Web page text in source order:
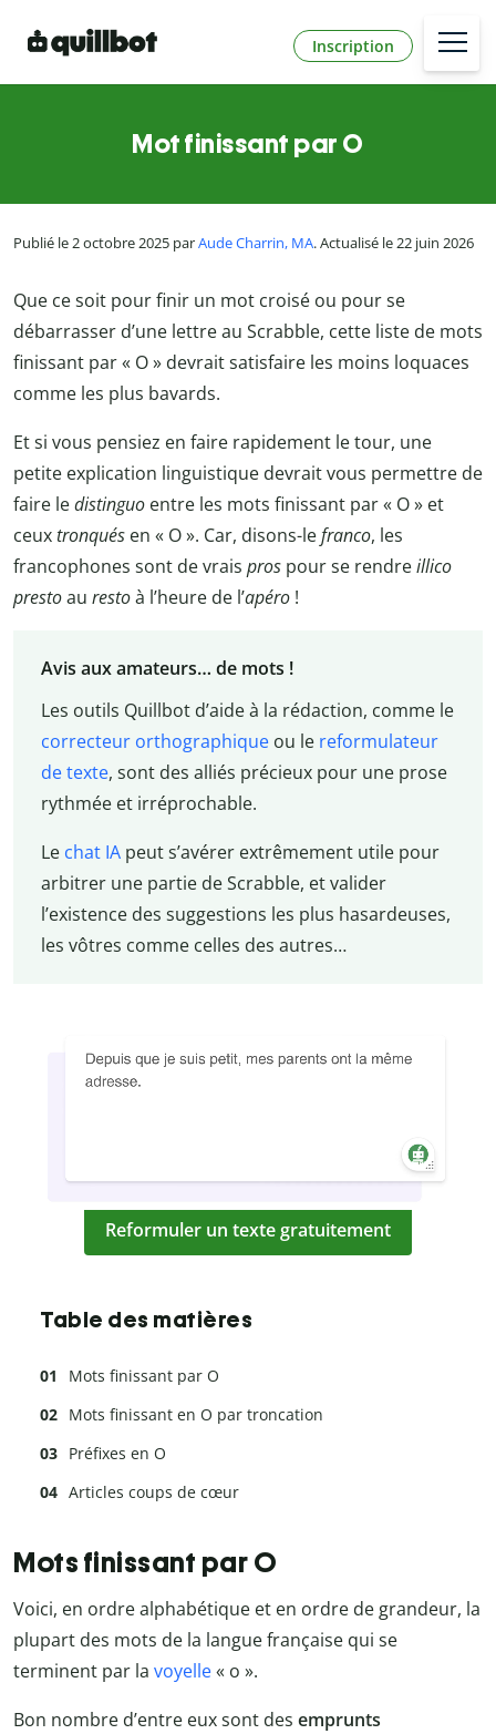
Inscription
Mot finissant par O
Publié le 2 octobre 2025 parAude Charrin, MA. Actualisé le 22 juin 2026
Que ce soit pour finir un mot croisé ou pour se
débarrasser d’une lettre au Scrabble, cette liste de mots
finissant par « O » devrait satisfaire les moins loquaces
comme les plus bavards.
Et si vous pensiez en faire rapidement le tour, une
petite explication linguistique devrait vous permettre de
faire ledistinguo entre les mots finissant par « O » et
ceuxtronqués en « O ». Car, disons-lefranco, les
francophones sont de vrais pros pour se rendreillico
prestoau restoà l’heure de l’apéro !
Avis aux amateurs… de mots !
Les outils Quillbot d’aide à la rédaction, comme le
correcteur orthographiqueou le reformulateur
de texte, sont des alliés précieux pour une prose
rythmée et irréprochable.
Le chat IApeut s’avérer extrêmement utile pour
arbitrer une partie de Scrabble, et valider
l’existence des suggestions les plus hasardeuses,
les vôtres comme celles des autres…
Reformuler un texte gratuitement
Table des matières
Mots finissant par O
Mots finissant en O par troncation
Préfixes en O
Articles coups de cœur
Mots finissant par O
Voici, en ordre alphabétique et en ordre de grandeur, la
plupart des mots de la langue française qui se
terminent par la voyelle« o ».
Bon nombre d’entre eux sont des emprunts